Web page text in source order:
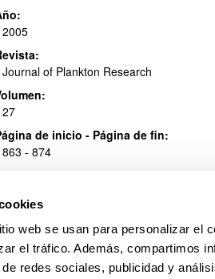
web se usan para personalizar el
el tráfico. Además, compartimos
redes sociales, publicidad y
subpáginas
2005
Journal of Plankton Research
27
de inicio - Página de fin:
863 - 874